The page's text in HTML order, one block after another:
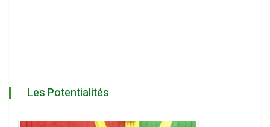
Les Potentialités